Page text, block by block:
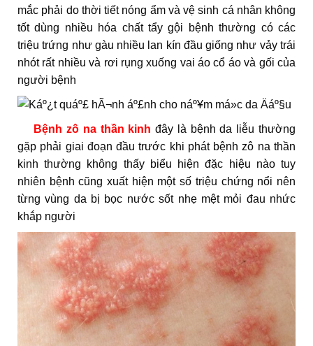
mắc phải do thời tiết nóng ẩm và vệ sinh cá nhân không
tốt dùng nhiều hóa chất tẩy gội bệnh thường có các
triệu trứng như gàu nhiều lan kín đầu giống như vảy trái
nhót rất nhiều và rơi rụng xuống vai áo cổ áo và gối của
người bệnh
Bệnh zô na thần kinh đây là bệnh da liễu thường
gặp phải giai đoạn đầu trước khi phát bệnh zô na thần
kinh thường không thấy biểu hiện đặc hiệu nào tuy
nhiên bệnh cũng xuất hiện một số triệu chứng nổi nên
từng vùng da bị bọc nước sốt nhẹ mệt mỏi đau nhức
khắp người